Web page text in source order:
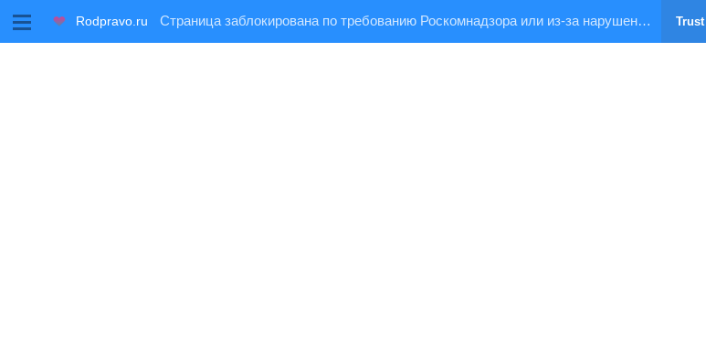
M Rodpravo.ru Trust
Страница заблокирована по требованию Роскомнадзора или из-за нарушения правил хостинга!